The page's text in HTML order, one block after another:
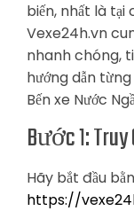
biến, nhất là tại
Vexe24h.vn
nhanh chóng,
hướng dẫn
Bến xe Nước
Bước 1: Truy
Hãy bắt đầu
https://